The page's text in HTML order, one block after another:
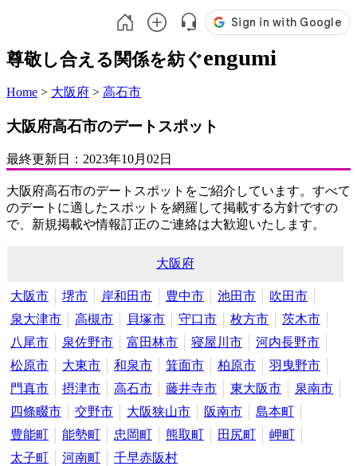
尊敬し合える関係を紡ぐengumi
Home > 大阪府 > 高石市
大阪府高石市のデートスポット
最終更新日： 2023年10月02日
大阪府高石市のデートスポットをご紹介しています。すべて
のデートに適したスポットを網羅して掲載する方針ですの
で、新規掲載や情報訂正のご連絡は大歓迎いたします。
大阪府
大阪市 堺市 岸和田市 豊中市 池田市
吹田市
泉大津市
高槻市 貝塚市 守口市 枚方市
茨木市
八尾市
泉佐野市 富田林市 寝屋川市
河内長野市
松原市
大東市 和泉市 箕面市 柏原市
羽曳野市
門真市
摂津市 高石市 藤井寺市 東大阪市
泉南市
四條畷市
交野市 大阪狭山市 阪南市
島本町
豊能町
能勢町 忠岡町 熊取町 田尻町
岬町
太子町
河南町 千早赤阪村